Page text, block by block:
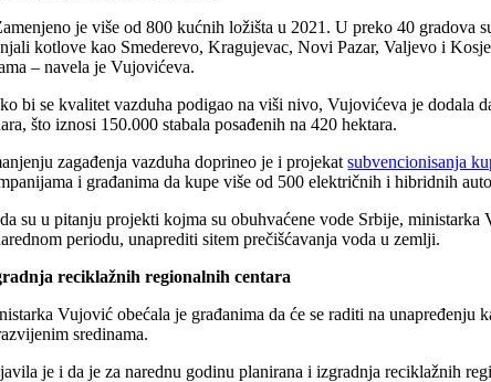
je više od 800 kućnih ložišta u 2021. U preko 40 gradova
kotlove kao Smederevo, Kragujevac, Novi Pazar, Valjevo i
– navela je Vujovićeva.
bi se kvalitet vazduha podigao na viši nivo, Vujovićeva je dodala
što iznosi 150.000 stabala posađenih na 420 hektara.
zagađenja vazduha doprineo je i projekatsubvencionisanja
i građanima da kupe više od 500 električnih i hibridnih
su u pitanju projekti kojma su obuhvaćene vode Srbije,
periodu, unaprediti sitem prečišćavanja voda u zemlji.
reciklažnih regionalnih centara
Vujović obećala je građanima da će se raditi na
sredinama.
je i da je za narednu godinu planirana i izgradnja reciklažnih